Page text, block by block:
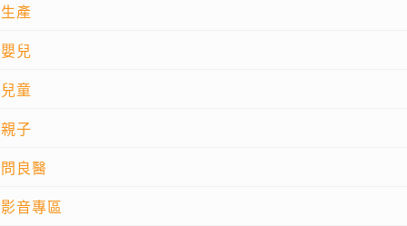
生產
嬰兒
兒童
親子
問良醫
影音專區